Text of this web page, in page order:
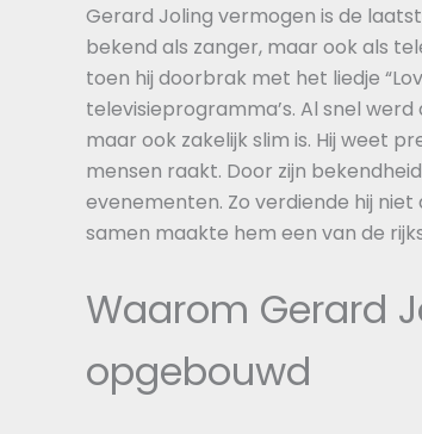
Gerard Joling vermogen is de
bekend als zanger, maar ook als
toen hij doorbrak met het liedje
televisieprogramma’s. Al snel
maar ook zakelijk slim is. Hij weet
mensen raakt. Door zijn
evenementen. Zo verdiende hij
samen maakte hem een van de
Waarom Gerard
opgebouwd